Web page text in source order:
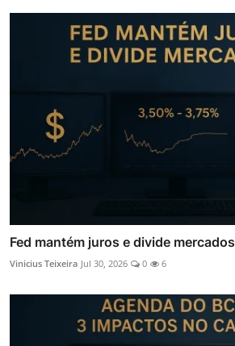
Fed mantém juros e divide mercados
Vinicius Teixeira Jul 30, 2026 0 6